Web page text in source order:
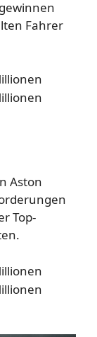
Fahrer
Aston
Top-